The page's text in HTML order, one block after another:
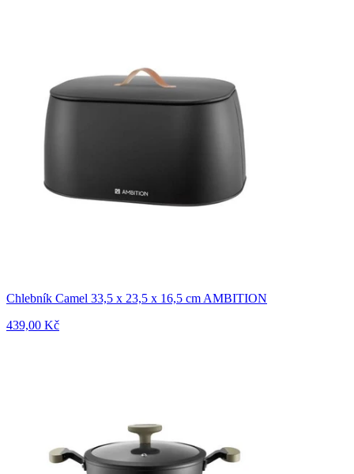
Chlebník Camel 33,5 x 23,5 x 16,5 cm AMBITION
439,00 Kč